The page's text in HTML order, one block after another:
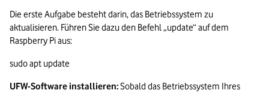
Die erste Aufgabe besteht darin, das Betriebssystem zu
aktualisieren. Führen Sie dazu den Befehl „update“ auf dem
Raspberry Pi aus:
sudo apt update
UFW-Software installieren: Sobald das Betriebssystem Ihres